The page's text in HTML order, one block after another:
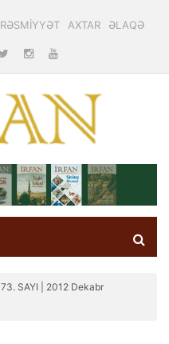
RƏSMİYYƏT AXTAR ƏLAQƏ
73. SAYI | 2012 Dekabr